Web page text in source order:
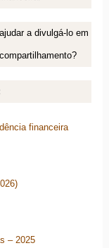
a divulgá-lo em
financeira
– 2025